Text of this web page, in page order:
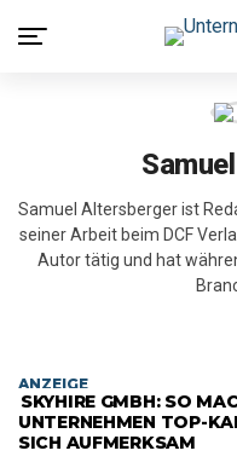
Samuel Altersberger ist
seiner Arbeit beim DCF
Autor tätig und hat
ANZEIGE
SKYHIRE GMBH: SO
UNTERNEHMEN TOP-
SICH AUFMERKSAM